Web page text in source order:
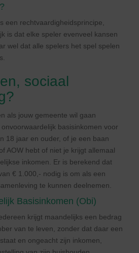
een rechtvaardigheidsprincipe,
is dat elke speler evenveel kansen
wel dat alle spelers het spel spelen
sociaal
als jouw gemeente wil gaan
basisinkomen voor
18 jaar en ouder, of je een baan
AOW hebt of niet je krijgt allemaal
inkomen. Er is berekend dat
€ 1.000,- nodig is om als een
te kunnen deelnemen.
Basisinkomen (Obi)
krijgt maandelijks een bedrag
van te leven, zonder dat daar een
en ongeacht zijn inkomen,